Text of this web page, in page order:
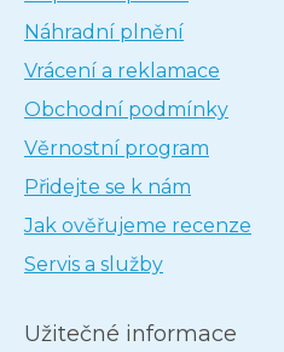
Náhradní plnění
Vrácení a reklamace
Obchodní podmínky
Věrnostní program
Přidejte se k nám
Jak ověřujeme recenze
Servis a služby
Užitečné informace